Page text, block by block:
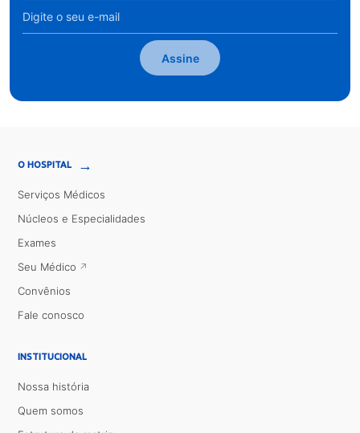
Assine
O HOSPITAL →
Serviços Médicos
Núcleos e Especialidades
Exames
Seu Médico
Convênios
Fale conosco
INSTITUCIONAL
Nossa história
Quem somos